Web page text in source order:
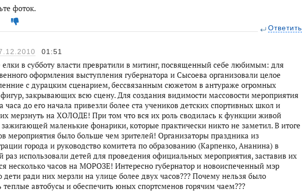
фоток.
Ответить
01:51
в субботу власти превратили в митинг, посвященный себе любимым: для
оформления выступления губернатора и Сысоева организовали целое
с дурацким сценарием, бессвязанным сюжетом в антураже огромных
закрывающих всю сцену. Для создания видимости массовости мероприятия
часа до его начала привезли более ста учеников детских спортивных школ и
мерзнуть на ХОЛОДЕ! При том что вся их роль сводилась к функции живой
зажигающей маленькие фонарики, которые практически никто не заметил. В итоге
мероприятия было больше чем зрителей! Организаторы праздника из
города и руководство комитета по образованию (Карпенко, Ананина) в
раз использовали детей для проведения официальных мероприятия, заставив их
несколько часов на МОРОЗЕ! Интересно губернатор и новоиспеченный мэр
дети ради них мерзли на улице более двух часов??? Почему нельзя было
теплые автобусы и обеспечить юных спортсменов горячим чаем???